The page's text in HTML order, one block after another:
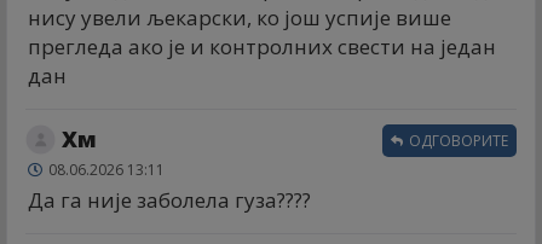
нису увели љекарски, ко још успије више
прегледа ако је и контролних свести на један
дан
Хм
08.06.2026 13:11
Да га није заболела гуза????
ОДГОВОРИТЕ